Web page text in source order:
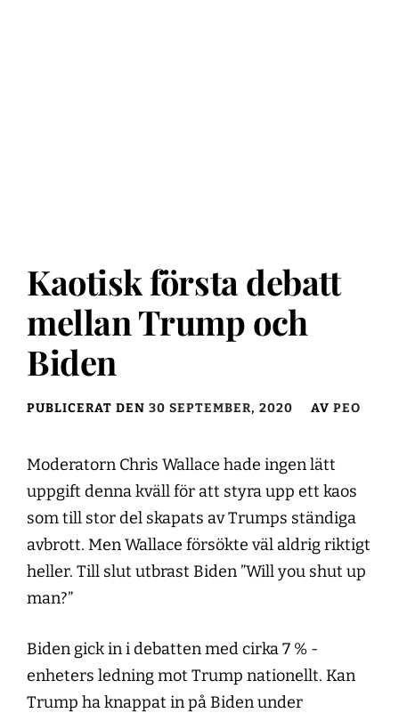
Kaotisk första debatt
mellan Trump och
Biden
PUBLICERAT DEN 30 SEPTEMBER, 2020 AV PEO
Moderatorn Chris Wallace hade ingen lätt
uppgift denna kväll för att styra upp ett kaos
som till stor del skapats av Trumps ständiga
avbrott. Men Wallace försökte väl aldrig riktigt
heller. Till slut utbrast Biden ”Will you shut up
man?”
Biden gick in i debatten med cirka 7 % -
enheters ledning mot Trump nationellt. Kan
Trump ha knappat in på Biden under